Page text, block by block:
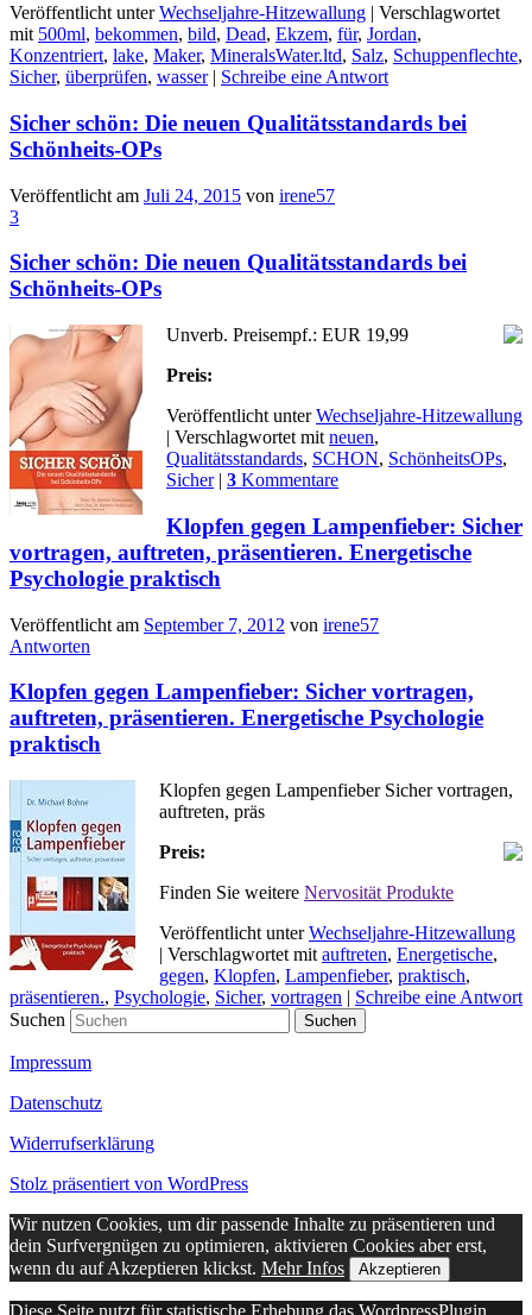
Veröffentlicht unter Wechseljahre-Hitzewallung | Verschlagwortet
mit 500ml, bekommen, bild, Dead, Ekzem, für, Jordan,
Konzentriert, lake, Maker, MineralsWater.ltd, Salz, Schuppenflechte,
Sicher, überprüfen, wasser | Schreibe eine Antwort
Sicher schön: Die neuen Qualitätsstandards bei
Schönheits-OPs
Veröffentlicht am Juli 24, 2015 von irene57
3
Sicher schön: Die neuen Qualitätsstandards bei
Schönheits-OPs
Unverb. Preisempf.: EUR 19,99
Preis:
Veröffentlicht unter Wechseljahre-Hitzewallung
| Verschlagwortet mit neuen,
Qualitätsstandards, SCHON, SchönheitsOPs,
Sicher | 3 Kommentare
Klopfen gegen Lampenfieber: Sicher
vortragen, auftreten, präsentieren. Energetische
Psychologie praktisch
Veröffentlicht am September 7, 2012 von irene57
Antworten
Klopfen gegen Lampenfieber: Sicher vortragen,
auftreten, präsentieren. Energetische Psychologie
praktisch
Klopfen gegen Lampenfieber Sicher vortragen,
auftreten, präs
Preis:
Finden Sie weitere Nervosität Produkte
Veröffentlicht unter Wechseljahre-Hitzewallung
| Verschlagwortet mit auftreten, Energetische,
gegen, Klopfen, Lampenfieber, praktisch,
präsentieren., Psychologie, Sicher, vortragen | Schreibe eine Antwort
Suchen
Impressum
Datenschutz
Widerrufserklärung
Stolz präsentiert von WordPress
Wir nutzen Cookies, um dir passende Inhalte zu präsentieren und
dein Surfvergnügen zu optimieren, aktivieren Cookies aber erst,
wenn du auf Akzeptieren klickst. Mehr Infos Akzeptieren
Diese Seite nutzt für statistische Erhebung das WordpressPlugin